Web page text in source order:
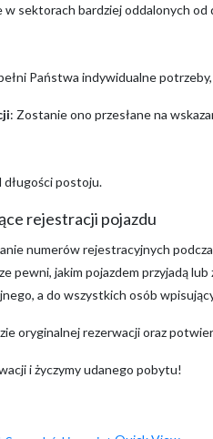
w sektorach bardziej oddalonych
Państwa indywidualne
: Zostanie ono przesłane na
długości postoju.
rejestracji pojazdu
numerów rejestracyjnych
pewni, jakim pojazdem przyjadą
a do wszystkich osób
oryginalnej rezerwacji oraz
i życzymy udanego pobytu!